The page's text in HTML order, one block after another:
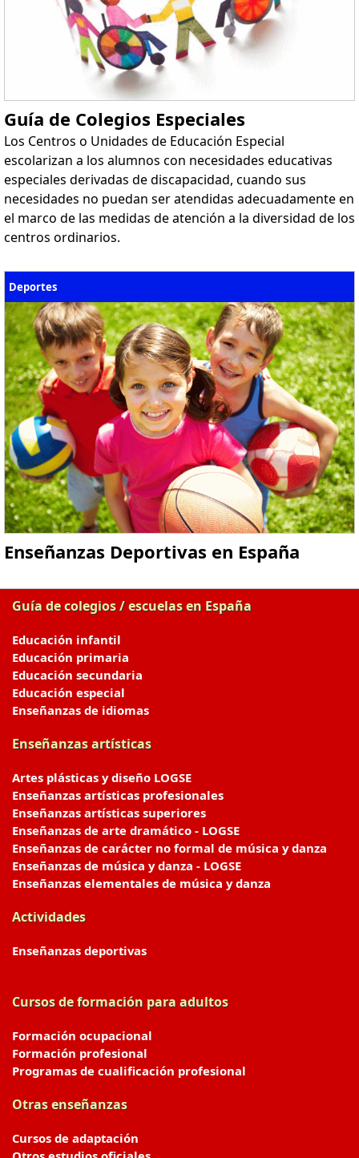
Guía de Colegios Especiales
Los Centros o Unidades de Educación Especial
escolarizan a los alumnos con necesidades educativas
especiales derivadas de discapacidad, cuando sus
necesidades no puedan ser atendidas adecuadamente en
el marco de las medidas de atención a la diversidad de los
centros ordinarios.
Deportes
Enseñanzas Deportivas en España
Guía de colegios / escuelas en España
Educación infantil
Educación primaria
Educación secundaria
Educación especial
Enseñanzas de idiomas
Enseñanzas artísticas
Artes plásticas y diseño LOGSE
Enseñanzas artísticas profesionales
Enseñanzas artísticas superiores
Enseñanzas de arte dramático - LOGSE
Enseñanzas de carácter no formal de música y danza
Enseñanzas de música y danza - LOGSE
Enseñanzas elementales de música y danza
Actividades
Enseñanzas deportivas
Cursos de formación para adultos
Formación ocupacional
Formación profesional
Programas de cualificación profesional
Otras enseñanzas
Cursos de adaptación